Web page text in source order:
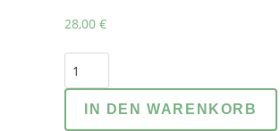
28,00 €
IN DEN WARENKORB